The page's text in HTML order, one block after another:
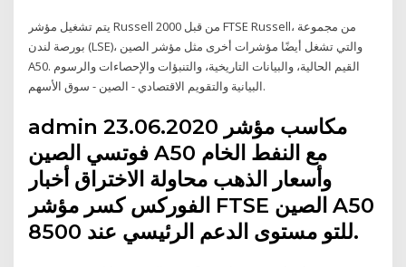
يتم تشغيل مؤشر Russell 2000 من قبل FTSE Russell، من مجموعة
بورصة لندن (LSE)، والتي تشغل أيضًا مؤشرات أخرى مثل مؤشر الصين
A50. القيم الحالية، والبيانات التاريخية، والتنبؤات والإحصاءات والرسوم
البيانية والتقويم الاقتصادي - الصين - سوق الأسهم.
admin 23.06.2020 مكاسب مؤشر
فوتسي الصين A50 مع النفط الخام
وأسعار الذهب محاولة الاختراق أخبار
الفوركس كسر مؤشر FTSE الصين A50
للتو مستوى الدعم الرئيسي عند 8500.